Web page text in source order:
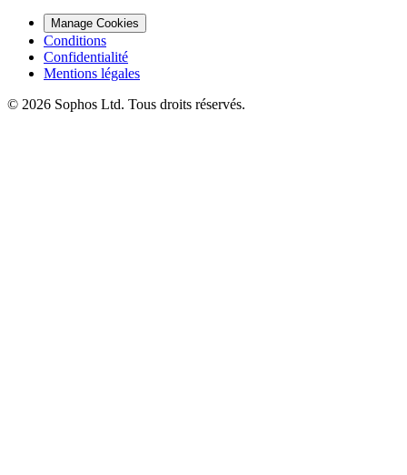
Manage Cookies
Conditions
Confidentialité
Mentions légales
© 2026 Sophos Ltd. Tous droits réservés.